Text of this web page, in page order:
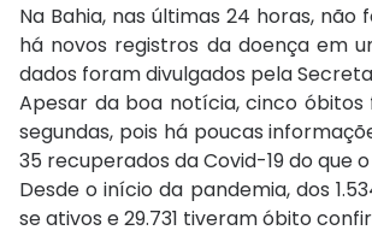
Na Bahia, nas últimas 24 horas,
há novos registros da doença em
dados foram divulgados pela
Apesar da boa notícia, cinco
segundas, pois há poucas
35 recuperados da Covid-19 do que
Desde o início da pandemia, dos
se ativos e 29.731 tiveram óbito